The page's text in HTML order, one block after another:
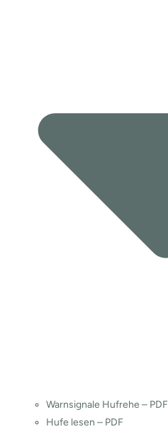
Warnsignale Hufrehe – PDF
Hufe lesen – PDF